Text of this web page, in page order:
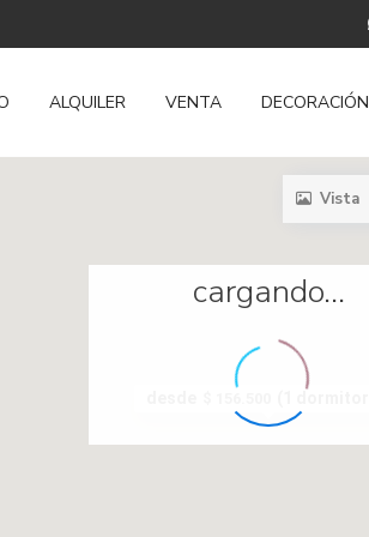
ALQUILER VENTA DECORACIÓN
cargando...
Vista